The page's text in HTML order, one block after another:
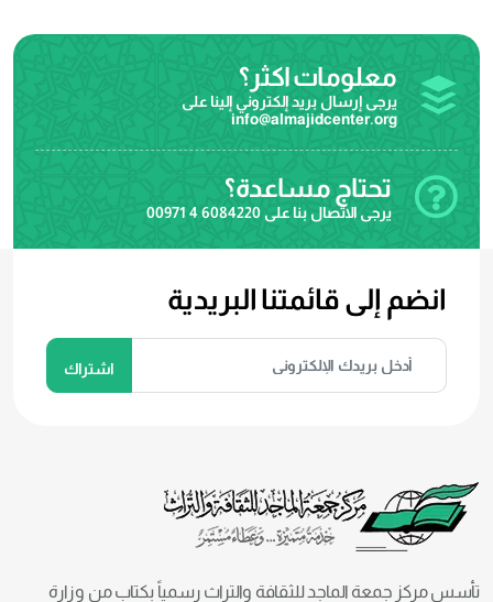
معلومات اكثر؟
يرجى إرسال بريد إلكتروني إلينا على
info@almajidcenter.org
تحتاج مساعدة؟
يرجى الاتصال بنا على 00971 4 6084220
انضم إلى قائمتنا البريدية
تأسس مركز جمعة الماجد للثقافة والتراث رسمياً بكتاب من وزارة